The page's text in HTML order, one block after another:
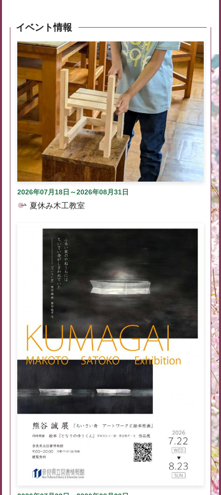
イベント情報
2026年07月18日～2026年08月31日
夏休み木工教室